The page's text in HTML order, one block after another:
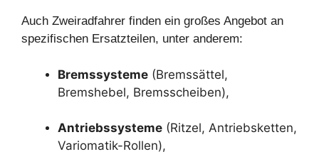
Auch Zweiradfahrer finden ein großes Angebot an
spezifischen Ersatzteilen, unter anderem:
Bremssysteme (Bremssättel,
Bremshebel, Bremsscheiben),
Antriebssysteme (Ritzel, Antriebsketten,
Variomatik-Rollen),